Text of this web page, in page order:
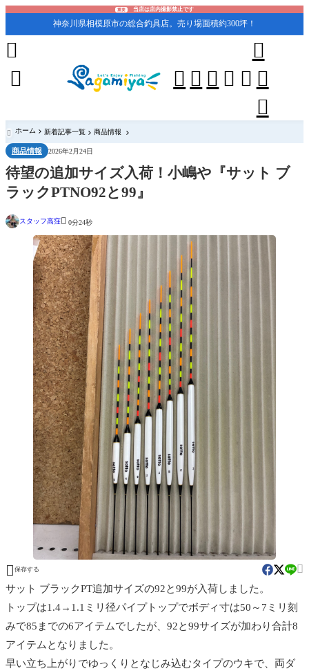
重要 当店は店内撮影禁止です
神奈川県相模原市の総合釣具店。売り場面積約300坪！
    





 ホーム 新着記事一覧 商品情報
商品情報 2026年2月24日
待望の追加サイズ入荷！小嶋や『サット ブ
ラックPTNO92と99』
スタッフ高窪 0分24秒
 保存する 
サット ブラックPT追加サイズの92と99が入荷しました。
トップは1.4→1.1ミリ径パイプトップでボディ寸は50～7ミリ刻
みで85までの6アイテムでしたが、92と99サイズが加わり合計8
アイテムとなりました。
早い立ち上がりでゆっくりとなじみ込むタイプのウキで、両ダ